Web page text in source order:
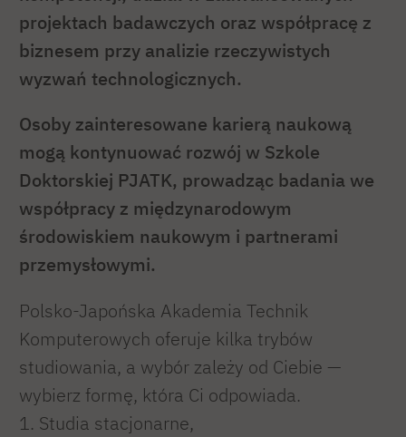
projektach badawczych oraz współpracę z
biznesem przy analizie rzeczywistych
wyzwań technologicznych.
Osoby zainteresowane karierą naukową
mogą kontynuować rozwój w Szkole
Doktorskiej PJATK, prowadząc badania we
współpracy z międzynarodowym
środowiskiem naukowym i partnerami
przemysłowymi.
Polsko-Japońska Akademia Technik
Komputerowych oferuje kilka trybów
studiowania, a wybór zależy od Ciebie —
wybierz formę, która Ci odpowiada.
1. Studia stacjonarne,